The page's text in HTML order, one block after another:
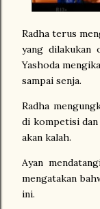
Radha terus
yang dilakukan
Yashoda
sampai senja.
Radha
di kompetisi dan
akan kalah.
Ayan
mengatakan
ini.